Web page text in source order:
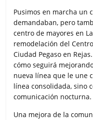
Pusimos en marcha un
demandaban, pero
centro de mayores en
remodelación del
Ciudad Pegaso en
cómo seguirá
nueva línea que le une
línea consolidada, sino
comunicación nocturna.
Una mejora de la